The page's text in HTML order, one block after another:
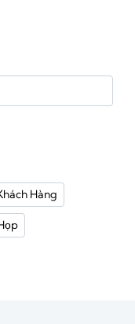
Hàng